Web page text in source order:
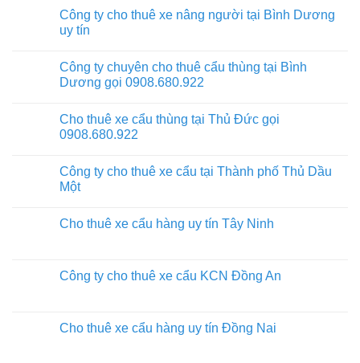
Công ty cho thuê xe nâng người tại Bình Dương
uy tín
Công ty chuyên cho thuê cẩu thùng tại Bình
Dương gọi 0908.680.922
Cho thuê xe cẩu thùng tại Thủ Đức gọi
0908.680.922
Công ty cho thuê xe cẩu tại Thành phố Thủ Dầu
Một
Cho thuê xe cẩu hàng uy tín Tây Ninh
Công ty cho thuê xe cẩu KCN Đồng An
Cho thuê xe cẩu hàng uy tín Đồng Nai